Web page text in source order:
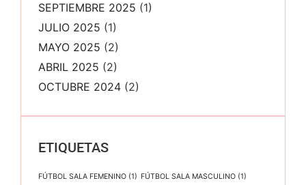
SEPTIEMBRE 2025 (1)
JULIO 2025 (1)
MAYO 2025 (2)
ABRIL 2025 (2)
OCTUBRE 2024 (2)
ETIQUETAS
FÚTBOL SALA FEMENINO (1) FÚTBOL SALA MASCULINO (1)